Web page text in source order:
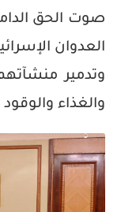
صوت الحق
العدوان
وتدمير
والغذاء والوقود